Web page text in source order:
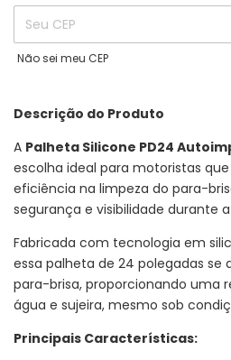
Não sei meu CEP
Descrição do Produto
A Palheta Silicone PD24
escolha ideal para motoristas
eficiência na limpeza do para-
segurança e visibilidade durante
Fabricada com tecnologia em
essa palheta de 24 polegadas
para-brisa, proporcionando uma
água e sujeira, mesmo sob
Principais Características: